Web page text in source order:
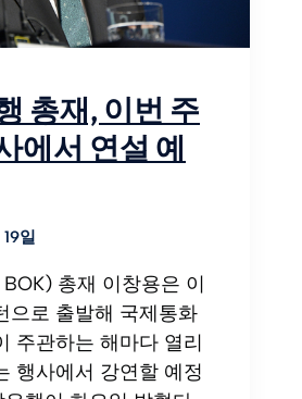
총재, 이번 주
에서 연설 예
일
총재 이창용은 이
으로 출발해 국제통화
주관하는 해마다 열리
행사에서 강연할 예정